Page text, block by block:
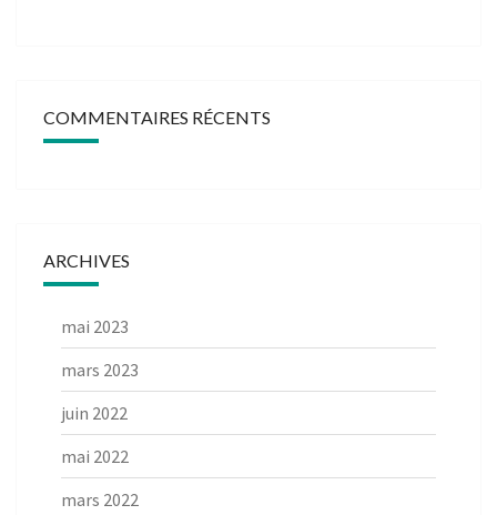
COMMENTAIRES RÉCENTS
ARCHIVES
mai 2023
mars 2023
juin 2022
mai 2022
mars 2022